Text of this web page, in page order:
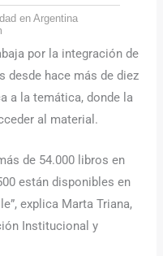
en Argentina
por la integración de
desde hace más de diez
a la temática, donde la
al material.
de 54.000 libros en
están disponibles en
explica Marta Triana,
Institucional y